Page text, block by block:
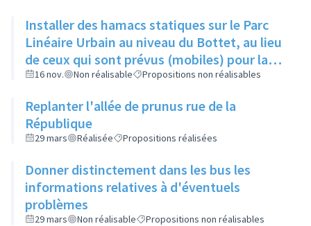
Installer des hamacs statiques sur le Parc
Linéaire Urbain au niveau du Bottet, au lieu
de ceux qui sont prévus (mobiles) pour la
limiter la dangerosité
16 nov. Non réalisable Propositions non réalisables
Replanter l'allée de prunus rue de la
République
29 mars Réalisée Propositions réalisées
Donner distinctement dans les bus les
informations relatives à d'éventuels
problèmes
29 mars Non réalisable Propositions non réalisables